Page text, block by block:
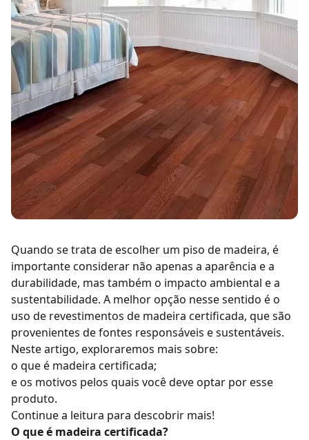
Quando se trata de escolher um piso de madeira, é
importante considerar não apenas a aparência e a
durabilidade, mas também o impacto ambiental e a
sustentabilidade. A melhor opção nesse sentido é o
uso de revestimentos de madeira certificada, que são
provenientes de fontes responsáveis e sustentáveis.
Neste artigo, exploraremos mais sobre:
o que é madeira certificada;
e os motivos pelos quais você deve optar por esse
produto.
Continue a leitura para descobrir mais!
O que é madeira certificada?